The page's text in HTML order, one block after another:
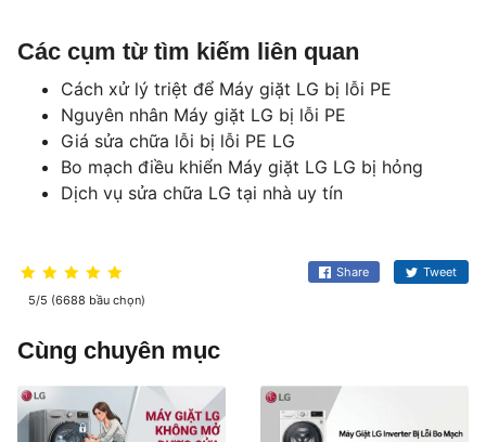
Các cụm từ tìm kiếm liên quan
Cách xử lý triệt để Máy giặt LG bị lỗi PE
Nguyên nhân Máy giặt LG bị lỗi PE
Giá sửa chữa lỗi bị lỗi PE LG
Bo mạch điều khiển Máy giặt LG LG bị hỏng
Dịch vụ sửa chữa LG tại nhà uy tín
5/5 (6688 bầu chọn)
Share Tweet
Cùng chuyên mục